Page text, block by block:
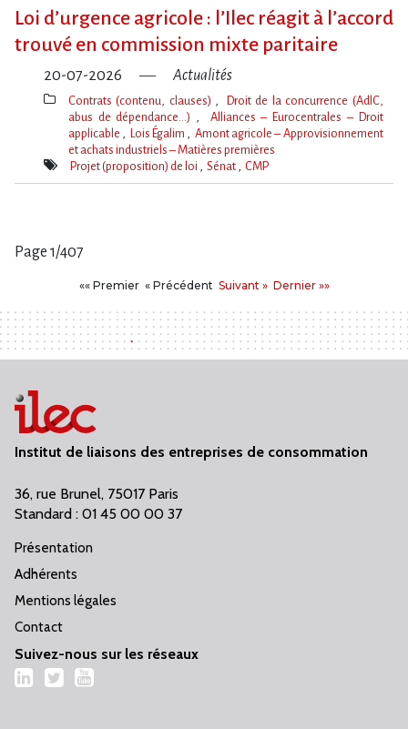
Loi d​‌’urgence agricole : l​‌’Ilec réagit à l​‌’accord
trouvé en commission mixte paritaire
20-07-2026 Actualités
Thèmes(s)
Contrats (contenu, clauses)
Droit de la concurrence (AdlC,
abus de dépendance…)
Alliances – Eurocentrales – Droit
applicable
Lois Égalim
Amont agricole – Approvisionnement
et achats industriels – Matières premières
Mot(s)-
Projet (proposition) de loi Sénat CMP
Page 1/407
«« PremierPremier
« PrécédentPrécédent
Suivant
Suivant » Dernier
Dernier »»
Institut de liaisons des entreprises de consommation
36, rue Brunel, 75017 Paris
Standard : 01 45 00 00 37
Présentation
Adhérents
Mentions légales
Contact
Suivez-nous sur les réseaux
LinkedIn
TwitterYouTube